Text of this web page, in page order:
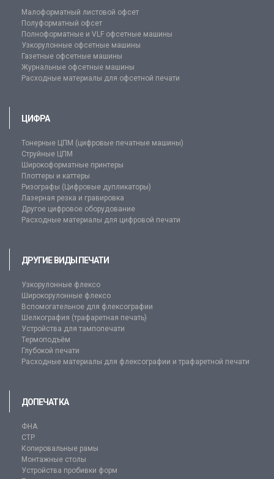
Малоформатный листовой офсет
Полуформатный офсет
Полноформатные и VLF офсетные машины
Узкорулонные офсетные машины
Газетные офсетные машины
Журнальные офсетные машины
Расходные материалы для офсетной печати
ЦИФРА
Тонерные ЦПМ (цифровые печатные машины)
Струйные ЦПМ
Широкоформатные принтеры
Плоттеры и каттеры
Ризографы (Цифровые дупликаторы)
Лазерная резка и гравировка
Другое цифровое оборудование
Расходные материалы для цифровой печати
ДРУГИЕ ВИДЫ ПЕЧАТИ
Узкорулонные флексо
Широкорулонные флексо
Вспомогательное для флексографии
Шелкография (трафаретная печать)
Устройства для тампопечати
Термоподъём
Глубокой печати
Расходные материалы для флексографии и трафаретной печати
ДОПЕЧАТКА
ФНА
CTP
Копировальные рамы
Монтажные столы
Устройства пробивки форм